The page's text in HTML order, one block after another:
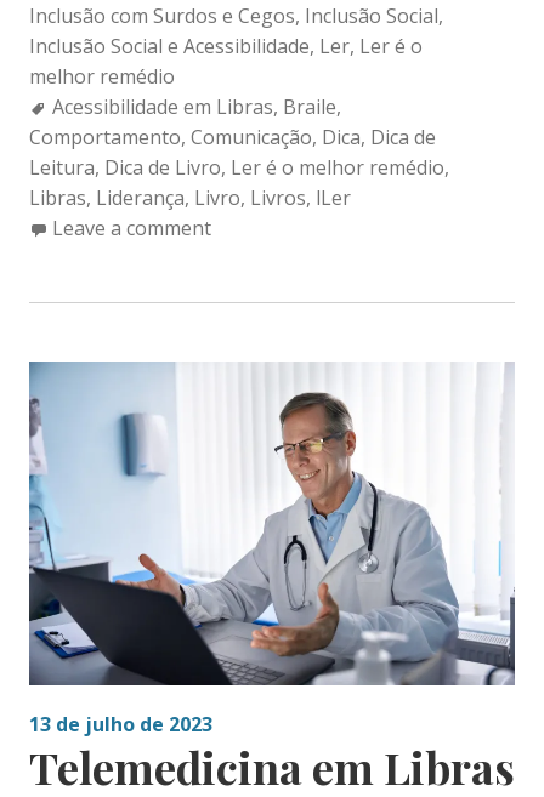
Inclusão com Surdos e Cegos, Inclusão Social,
Inclusão Social e Acessibilidade, Ler, Ler é o
melhor remédio
Tags:
Acessibilidade em Libras, Braile,
Comportamento, Comunicação, Dica, Dica de
Leitura, Dica de Livro, Ler é o melhor remédio,
Libras, Liderança, Livro, Livros, lLer
Leave a comment
13 de julho de 2023
Telemedicina em Libras